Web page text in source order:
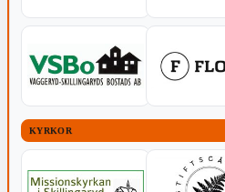
KYRKOR